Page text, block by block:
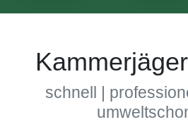
schnell |